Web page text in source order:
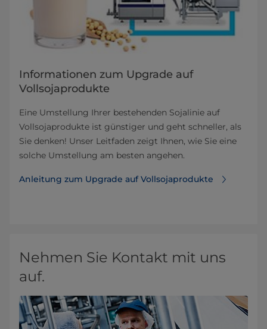
Informationen zum Upgrade auf
Vollsojaprodukte
Eine Umstellung Ihrer bestehenden Sojalinie auf
Vollsojaprodukte ist günstiger und geht schneller, als
Sie denken! Unser Leitfaden zeigt Ihnen, wie Sie eine
solche Umstellung am besten angehen.
Anleitung zum Upgrade auf Vollsojaprodukte
Nehmen Sie Kontakt mit uns
auf.